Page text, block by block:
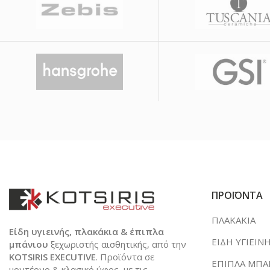
Είδη υγιεινής, πλακάκια & έπιπλα
μπάνιου ξεχωριστής αισθητικής, από την
KOTSIRIS EXECUTIVE. Προϊόντα σε
ΠΡΟΪΟΝΤΑ
ΠΛΑΚΑΚΙΑ
ΕΙΔΗ
ΕΠΙΠΛΑ